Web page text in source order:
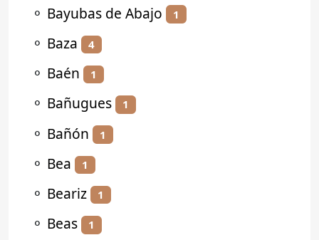
⚬ Bayubas de Abajo 1
⚬ Baza 4
⚬ Baén 1
⚬ Bañugues 1
⚬ Bañón 1
⚬ Bea 1
⚬ Beariz 1
⚬ Beas 1